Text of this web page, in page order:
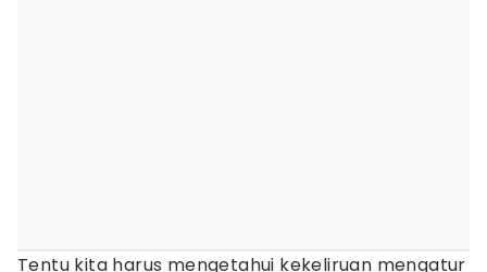
Tentu kita harus mengetahui kekeliruan mengatur